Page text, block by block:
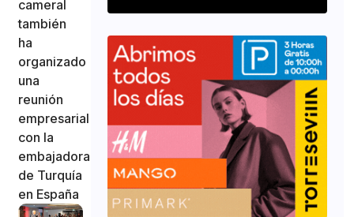
cameral
también
ha
organizado
una
reunión
empresarial
con la
embajadora
de Turquía
en España